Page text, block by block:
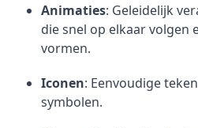
Animaties: Geleidelijk
die snel op elkaar volgen
vormen.
Iconen: Eenvoudige
symbolen.